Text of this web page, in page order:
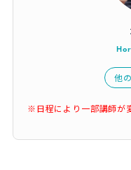
他
※日程により一部講師が